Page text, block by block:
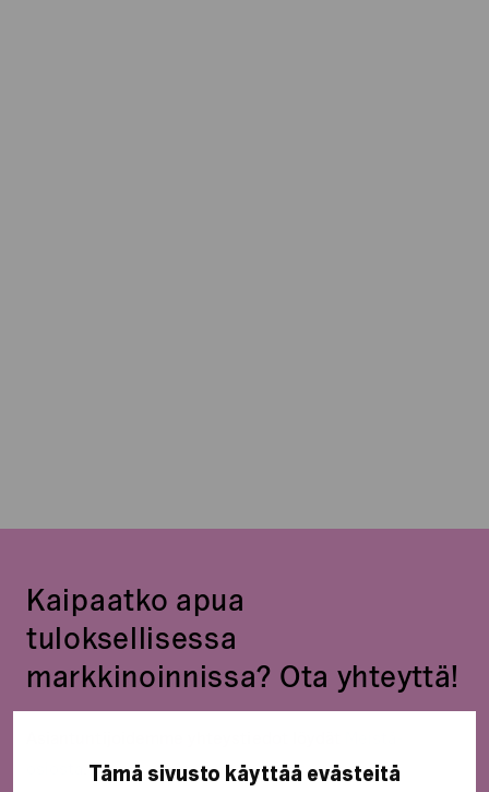
Tämä sivusto käyttää evästeitä
Kaipaatko apua
tuloksellisessa
markkinoinnissa? Ota yhteyttä!